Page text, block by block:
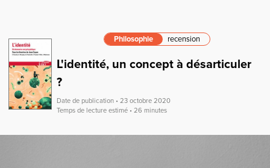
Philosophie recension
L'identité, un concept à désarticuler
?
Date de publication • 23 octobre 2020
Temps de lecture estimé • 26 minutes